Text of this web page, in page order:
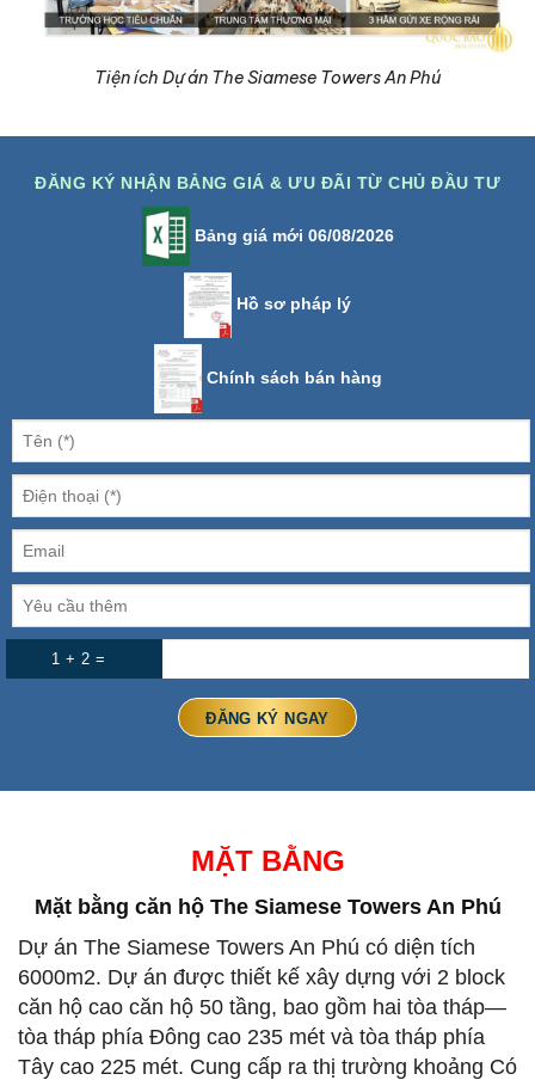
Tiện ích Dự án The Siamese Towers An Phú
ĐĂNG KÝ NHẬN BẢNG GIÁ & ƯU ĐÃI TỪ CHỦ ĐẦU TƯ
Bảng giá mới 06/08/2026
Hồ sơ pháp lý
Chính sách bán hàng
1 + 2 =
MẶT BẰNG
Mặt bằng căn hộ The Siamese Towers An Phú
Dự án The Siamese Towers An Phú có diện tích
6000m2. Dự án được thiết kế xây dựng với 2 block
căn hộ cao căn hộ 50 tầng, bao gồm hai tòa tháp—
tòa tháp phía Đông cao 235 mét và tòa tháp phía
Tây cao 225 mét. Cung cấp ra thị trường khoảng Có